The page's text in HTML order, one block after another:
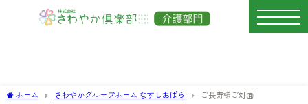
ホーム さわやかグループホーム なすしおばら ご長寿様ご対面